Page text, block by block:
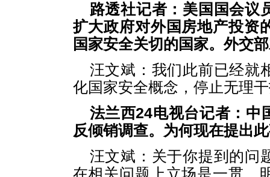
路透社记者：美国国会议
扩大政府对外国房地产投资
国家安全关切的国家。外交
汪文斌：我们此前已经就
化国家安全概念，停止无理
法兰西24电视台记者：中
反倾销调查。为何现在提出
汪文斌：关于你提到的问
在相关问题上立场是一贯、